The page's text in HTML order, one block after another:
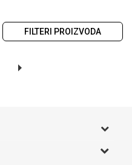
FILTERI PROIZVODA